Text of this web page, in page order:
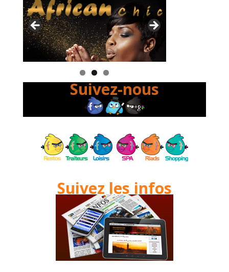
Suivez-nous
Suivez les infos